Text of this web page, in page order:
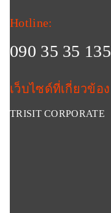
Hotline:
090 35 35 135
เว็บไซด์ที่เกี่ยวข้อง
TRISIT CORPORATE